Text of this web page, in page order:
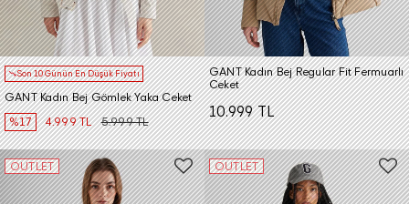
Son 10 Günün En Düşük Fiyatı
GANT Kadın Bej Gömlek Yaka Ceket
%17
4.999 TL 5.999 TL
GANT Kadın Bej Regular Fit Fermuarlı
Ceket
10.999 TL
OUTLET OUTLET